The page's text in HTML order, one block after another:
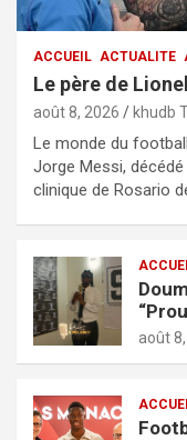
ACCUEIL ACTUALITE
Le père de
août 8, 2026 khudb
Le monde du
Jorge Messi, décédé
clinique de Rosario
and
août